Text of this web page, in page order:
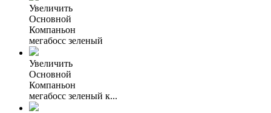
Увеличить
Основной
Компаньон
мегабосс зеленый
Увеличить
Основной
Компаньон
мегабосс зеленый к...